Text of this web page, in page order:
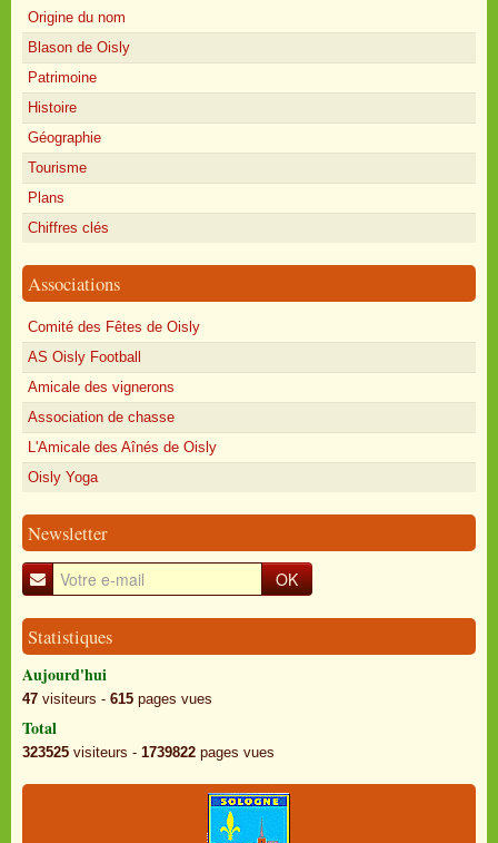
Origine du nom
Blason de Oisly
Patrimoine
Histoire
Géographie
Tourisme
Plans
Chiffres clés
Associations
Comité des Fêtes de Oisly
AS Oisly Football
Amicale des vignerons
Association de chasse
L'Amicale des Aînés de Oisly
Oisly Yoga
Newsletter
OK
Statistiques
Aujourd'hui
47 visiteurs - 615 pages vues
Total
323525 visiteurs - 1739822 pages vues